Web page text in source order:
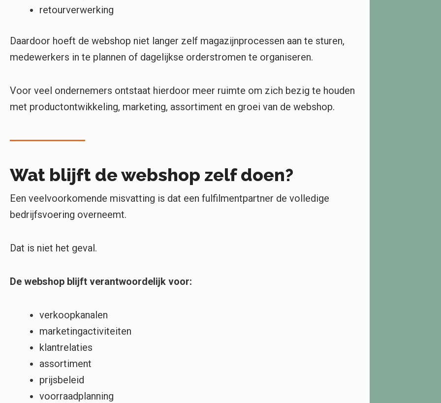
retourverwerking
Daardoor hoeft de webshop niet langer zelf magazijnprocessen aan te sturen,
medewerkers in te plannen of dagelijkse orderstromen te organiseren.
Voor veel ondernemers ontstaat hierdoor meer ruimte om zich bezig te houden
met productontwikkeling, marketing, assortiment en groei van de webshop.
Wat blijft de webshop zelf doen?
Een veelvoorkomende misvatting is dat een fulfilmentpartner de volledige
bedrijfsvoering overneemt.
Dat is niet het geval.
De webshop blijft verantwoordelijk voor:
verkoopkanalen
marketingactiviteiten
klantrelaties
assortiment
prijsbeleid
voorraadplanning